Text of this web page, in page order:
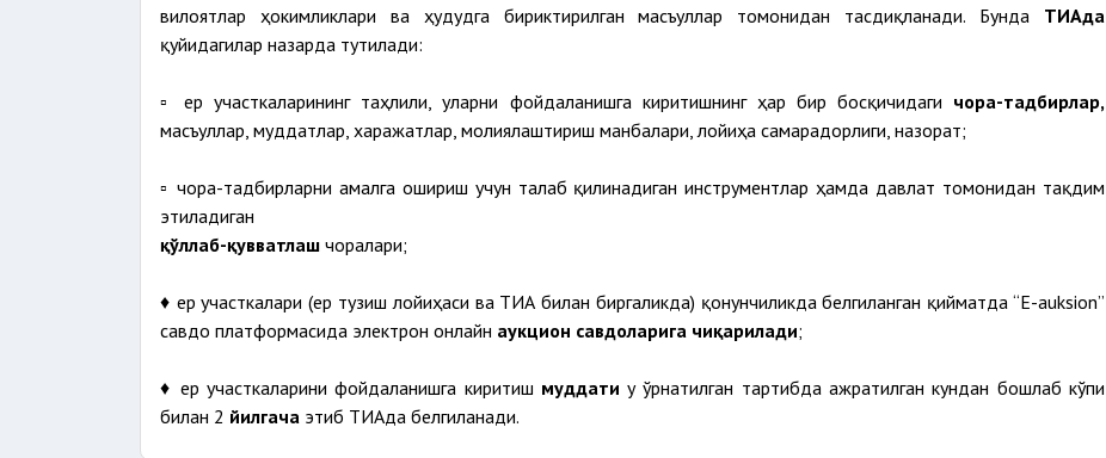
вилоятлар ҳокимликлари ва ҳудудга бириктирилган масъуллар томонидан тасдиқланади. Бунда ТИАда
қуйидагилар назарда тутилади:
▫️ ер участкаларининг таҳлили, уларни фойдаланишга киритишнинг ҳар бир босқичидаги чора-тадбирлар,
масъуллар, муддатлар, харажатлар, молиялаштириш манбалари, лойиҳа самарадорлиги, назорат;
▫️ чора-тадбирларни амалга ошириш учун талаб қилинадиган инструментлар ҳамда давлат томонидан тақдим
этиладиган
қўллаб-қувватлаш чоралари;
♦ ер участкалари (ер тузиш лойиҳаси ва ТИА билан биргаликда) қонунчиликда белгиланган қийматда “E-auksion”
савдо платформасида электрон онлайн аукцион савдоларига чиқарилади;
♦ ер участкаларини фойдаланишга киритиш муддати у ўрнатилган тартибда ажратилган кундан бошлаб кўпи
билан 2 йилгача этиб ТИАда белгиланади.